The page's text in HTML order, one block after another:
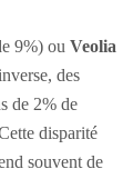
9%) ou Veolia
des
de 2% de
disparité
souvent de